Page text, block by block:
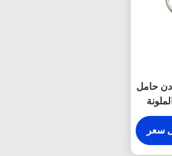
حامل
سعر